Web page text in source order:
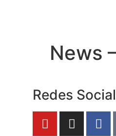
News
Redes